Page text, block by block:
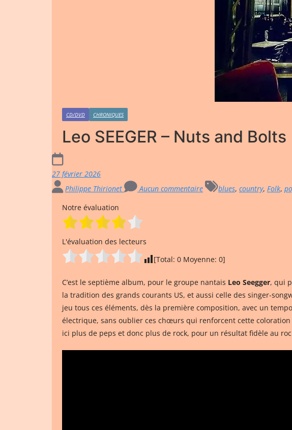
CD/DVD CHRONIQUES
Leo SEEGER – Nuts and Bolts
27 février 2026
Philippe Thirionet
Aucun commentaire blues, country, Folk,
Notre évaluation
L'évaluation des lecteurs
[Total: 0 Moyenne: 0]
C’est le septième album, pour le groupe nantais Leo Seegger, qui
la tradition des grands courants US, et aussi celle des singer-
jeu tous ces éléments, dès la première composition, avec un
électrique, sans oublier ces chœurs qui renforcent cette coloration
ici plus de peps et donc plus de rock, pour un résultat fidèle au